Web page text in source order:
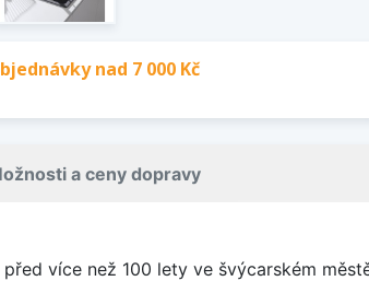
nad 7 000 Kč
a ceny dopravy
více než 100 lety ve švýcarském